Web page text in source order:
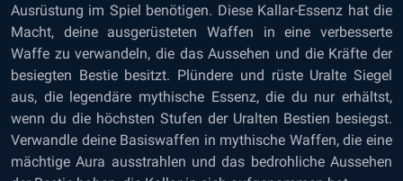
Ausrüstung im Spiel benötigen. Diese Kallar-Essenz hat die
Macht, deine ausgerüsteten Waffen in eine verbesserte
Waffe zu verwandeln, die das Aussehen und die Kräfte der
besiegten Bestie besitzt. Plündere und rüste Uralte Siegel
aus, die legendäre mythische Essenz, die du nur erhältst,
wenn du die höchsten Stufen der Uralten Bestien besiegst.
Verwandle deine Basiswaffen in mythische Waffen, die eine
mächtige Aura ausstrahlen und das bedrohliche Aussehen